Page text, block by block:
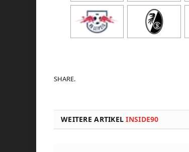
SHARE.
WEITERE ARTIKELINSIDE90